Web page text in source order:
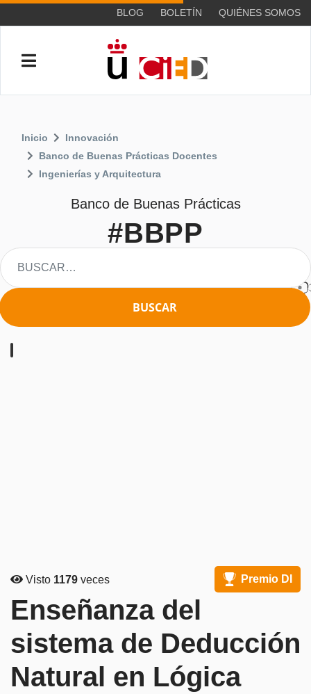
BLOG BOLETÍN QUIÉNES SOMOS
#BBPP
Banco de Buenas Prácticas
Inicio
Innovación
Banco de Buenas Prácticas Docentes
Ingenierías y Arquitectura
BUSCAR
Visto 1179 veces Premio DI
Enseñanza del
sistema de Deducción
Natural en Lógica